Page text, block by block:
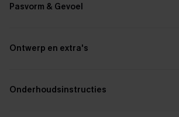
Pasvorm & Gevoel
Ontwerp en extra's
Onderhoudsinstructies